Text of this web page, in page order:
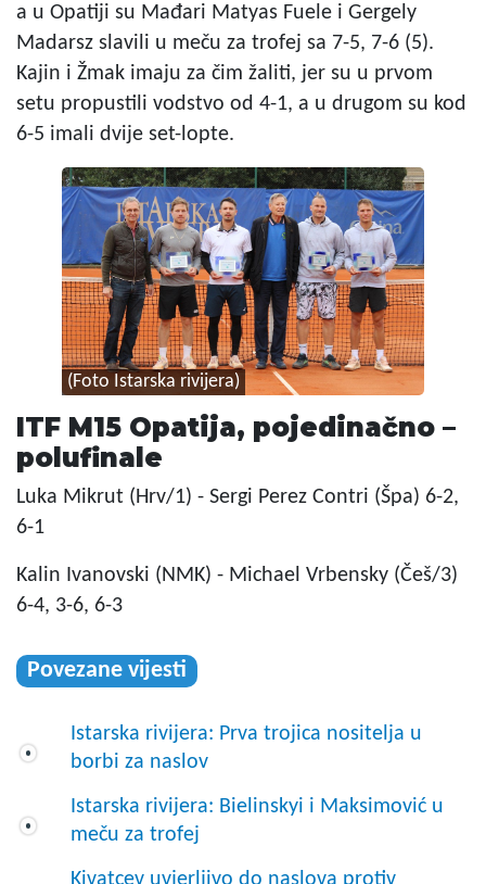
a u Opatiji su Mađari Matyas Fuele i Gergely
Madarsz slavili u meču za trofej sa 7-5, 7-6 (5).
Kajin i Žmak imaju za čim žaliti, jer su u prvom
setu propustili vodstvo od 4-1, a u drugom su kod
6-5 imali dvije set-lopte.
(Foto Istarska rivijera)
ITF M15 Opatija, pojedinačno –
polufinale
Luka Mikrut (Hrv/1) - Sergi Perez Contri (Špa) 6-2,
6-1
Kalin Ivanovski (NMK) - Michael Vrbensky (Češ/3)
6-4, 3-6, 6-3
Povezane vijesti
Istarska rivijera: Prva trojica nositelja u
borbi za naslov
Istarska rivijera: Bielinskyi i Maksimović u
meču za trofej
Kivatcev uvjerljivo do naslova protiv